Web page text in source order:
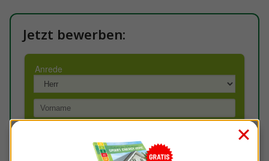
Jetzt bewerben: